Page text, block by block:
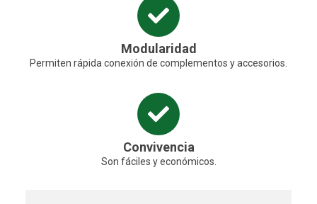
Modularidad
Permiten rápida conexión de complementos y accesorios.
Convivencia
Son fáciles y económicos.